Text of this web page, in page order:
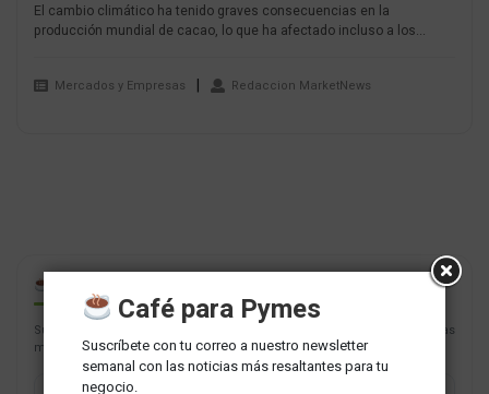
El cambio climático ha tenido graves consecuencias en la
producción mundial de cacao, lo que ha afectado incluso a los...
Mercados y Empresas Redaccion MarketNews
Suscríbete con tu correo a nuestro newsletter semanal con las noticias
más resaltantes para tu negocio.
Café para Pymes
Suscríbete con tu correo a nuestro newsletter
semanal con las noticias más resaltantes para tu
negocio.